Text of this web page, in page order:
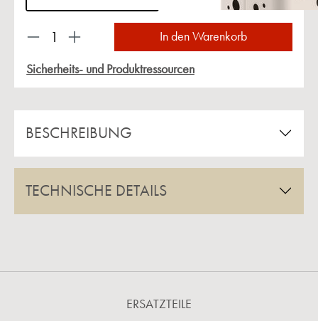
Produkt Anzahl: Gib den gewünschten Wert
In den Warenkorb
Sicherheits- und Produktressourcen
BESCHREIBUNG
TECHNISCHE DETAILS
ERSATZTEILE